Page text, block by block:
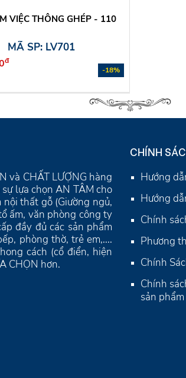
MÃ SP: LV701
đ
-18%
lựa chọn AN TÂM cho
thất gỗ (Giường ngủ,
ấm, văn phòng công ty
đầy đủ các sản phẩm
CHÍNH SÁCH